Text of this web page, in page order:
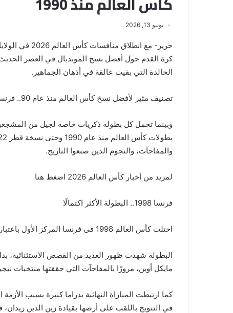
يونيو 13, 2026
حرير- مع
كرة القدم حول أفضل نسخ المونديال في العصر
الخالدة التي بقيت عالقة في أذهان الجماهير.
تصنيف مثير لأفضل نسخ كأس العالم منذ عام 90.. فرنسا تتصدر وقطر تقتحم الكبار
والمفاجآت، والنجوم الذين صنعوا التاريخ.
لمزيد من أخبار كأس العالم 2026 اضغط هنا
فرنسا 1998.. البطولة الأكثر اكتمالًا
احتلت كأس العالم 1998 فى فرنسا المركز الأول باعتبارها النسخة الأكثر تميزًا خلال العقود الأخيرة.
البطولة شهدت ظهور العديد من القصص الاستثنائية،
مايكل أوين، مرورًا بالمفاجآت التي حققتها منتخبات
كما ارتبطت المباراة النهائية بدراما كبيرة بسبب
في التتويج باللقب على أرضها بقيادة زين الدين